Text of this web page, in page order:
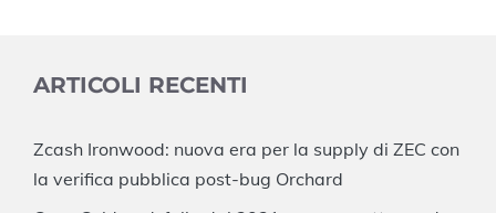
ARTICOLI RECENTI
Zcash Ironwood: nuova era per la supply di ZEC con
la verifica pubblica post-bug Orchard